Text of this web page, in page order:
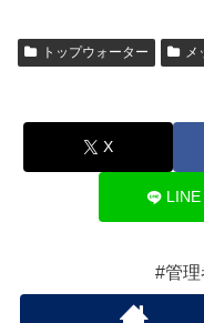
トップウォーター メ
X
LINE
#管理